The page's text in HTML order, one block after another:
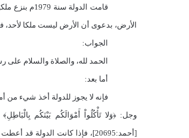
قامت
الأرض، بدعوى أن الأرض ليست ملكا
الجواب:
الحمد لله، والصلاة والسلام
أما بعد:
فإنه لا يجوز للدولة أخذ شيء من
[أحمد:20695]، فإذا كانت